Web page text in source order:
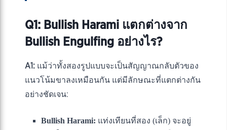
Q1: Bullish Harami แตกต่างจาก
Bullish Engulfing อย่างไร?
A1: แม้ว่าทั้งสองรูปแบบจะเป็นสัญญาณกลับตัวของ
แนวโน้มขาลงเหมือนกัน แต่มีลักษณะที่แตกต่างกัน
อย่างชัดเจน:
Bullish Harami: แท่งเทียนที่สอง (เล็ก) จะอยู่